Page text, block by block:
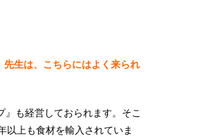
生は、こちらにはよく来られ
も経営しておられます。そこ
以上も食材を輸入されていま